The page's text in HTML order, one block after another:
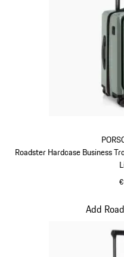
Roadster Hardcase Business
Add